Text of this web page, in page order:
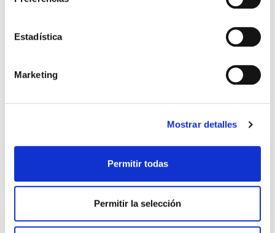
Estadística
Marketing
Mostrar detalles
Permitir todas
Permitir la selección